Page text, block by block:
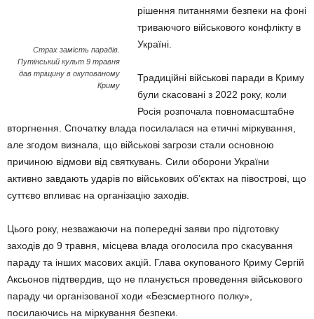
Страх замість парадів.
Путінський культ 9 травня
дав тріщину в окупованому
Криму
рішення питаннями безпеки на фоні
триваючого військового конфлікту в
Україні.
Традиційні військові паради в Криму
були скасовані з 2022 року, коли
Росія розпочала повномасштабне
вторгнення. Спочатку влада посилалася на етичні міркування,
але згодом визнала, що військові загрози стали основною
причиною відмови від святкувань. Сили оборони України
активно завдають ударів по військових об’єктах на півострові, що
суттєво впливає на організацію заходів.
Цього року, незважаючи на попередні заяви про підготовку
заходів до 9 травня, місцева влада оголосила про скасування
параду та інших масових акцій. Глава окупованого Криму Сергій
Аксьонов підтвердив, що не планується проведення військового
параду чи організованої ходи «Безсмертного полку»,
посилаючись на міркування безпеки.